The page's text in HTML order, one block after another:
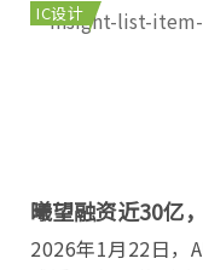
IC设计
曦望融资近30亿
2026年1月22日，